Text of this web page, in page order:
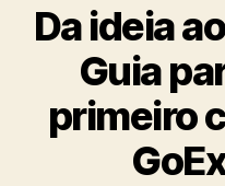
Da ideia
Guia
primeiro